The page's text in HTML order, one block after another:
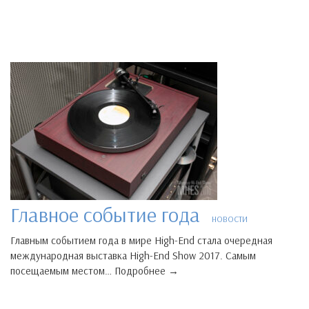
Главное событие года НОВОСТИ
Главным событием года в мире High-End стала очередная
международная выставка High-End Show 2017. Самым
посещаемым местом… Подробнее →